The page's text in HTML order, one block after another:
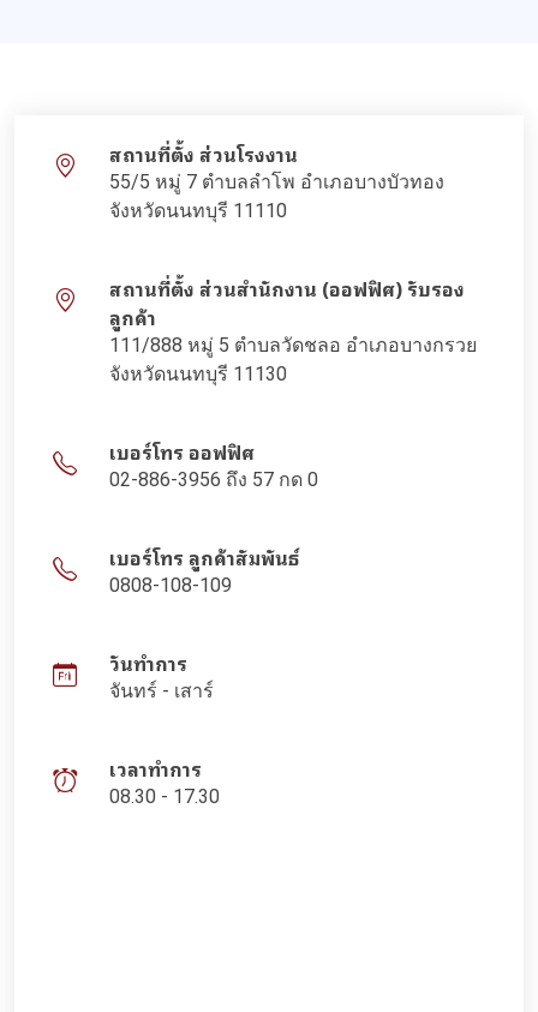
สถานที่ตั้ง ส่วนโรงงาน
55/5 หมู่ 7 ตำบลลำโพ อำเภอบางบัวทอง
จังหวัดนนทบุรี 11110
สถานที่ตั้ง ส่วนสำนักงาน (ออฟฟิศ) รับรอง
ลูกค้า
111/888 หมู่ 5 ตำบลวัดชลอ อำเภอบางกรวย
จังหวัดนนทบุรี 11130
เบอร์โทร ออฟฟิศ
02-886-3956 ถึง 57 กด 0
เบอร์โทร ลูกค้าสัมพันธ์
0808-108-109
วันทำการ
จันทร์ - เสาร์
เวลาทำการ
08.30 - 17.30